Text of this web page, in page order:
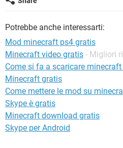
TIKTOK
Potrebbe anche interessarti:
Mod minecraft ps4 gratis
Minecraft video gratis - Migliori
Come si fa a scaricare
Minecraft gratis
Come mettere le mod su
Skype è gratis
Minecraft download gratis
Skype per Android